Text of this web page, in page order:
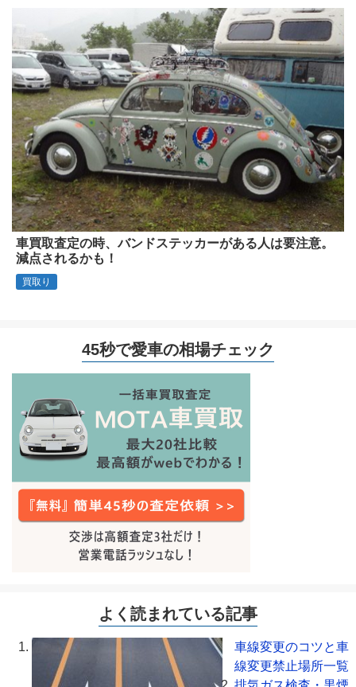
車買取査定の時、バンドステッカーがある人は要注意。
減点されるかも！
買取り
45秒で愛車の相場チェック
よく読まれている記事
車線変更のコツと車
線変更禁止場所一覧